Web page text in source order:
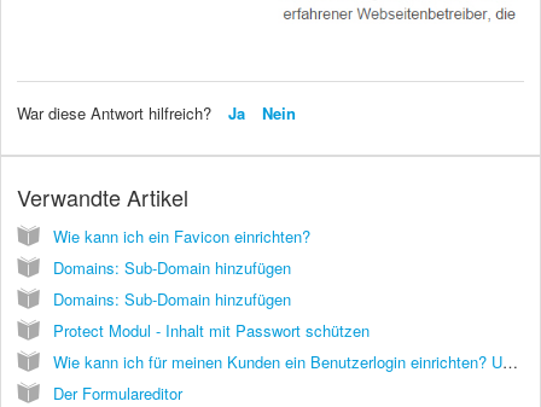
War diese Antwort hilfreich? Ja Nein
Verwandte Artikel
Wie kann ich ein Favicon einrichten?
Domains: Sub-Domain hinzufügen
Domains: Sub-Domain hinzufügen
Protect Modul - Inhalt mit Passwort schützen
Wie kann ich für meinen Kunden ein Benutzerlogin einrichten? Und wie lautet der Login-Link?
Der Formulareditor